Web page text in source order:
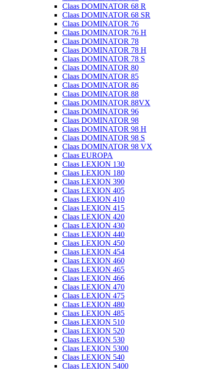
Claas DOMINATOR 68 R
Claas DOMINATOR 68 SR
Claas DOMINATOR 76
Claas DOMINATOR 76 H
Claas DOMINATOR 78
Claas DOMINATOR 78 H
Claas DOMINATOR 78 S
Claas DOMINATOR 80
Claas DOMINATOR 85
Claas DOMINATOR 86
Claas DOMINATOR 88
Claas DOMINATOR 88VX
Claas DOMINATOR 96
Claas DOMINATOR 98
Claas DOMINATOR 98 H
Claas DOMINATOR 98 S
Claas DOMINATOR 98 VX
Claas EUROPA
Claas LEXION 130
Claas LEXION 180
Claas LEXION 390
Claas LEXION 405
Claas LEXION 410
Claas LEXION 415
Claas LEXION 420
Claas LEXION 430
Claas LEXION 440
Claas LEXION 450
Claas LEXION 454
Claas LEXION 460
Claas LEXION 465
Claas LEXION 466
Claas LEXION 470
Claas LEXION 475
Claas LEXION 480
Claas LEXION 485
Claas LEXION 510
Claas LEXION 520
Claas LEXION 530
Claas LEXION 5300
Claas LEXION 540
Claas LEXION 5400